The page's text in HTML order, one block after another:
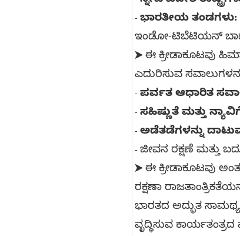
- ಭಾರತೀಯ ತಂಡಗಳು:
ಇಂಡೋ-ಟಿಬೆಟಿಯನ್
➤ ಈ ಕ್ರೀಡಾಕೂಟವು
ಎದುರಿಸುವ
- ಪರ್ವತ ಆಧಾರಿತ
- ಸಹಿಷ್ಣುತೆ ಮತ್ತು
- ಅಡೆತಡೆಗಳನ್ನು
- ಜೀವನ ರಕ್ಷಣೆ ಮತ್ತು
➤ ಈ ಕ್ರೀಡಾಕೂಟವು
ರಕ್ಷಣಾ
ಭಾರತದ ಅದ್ಭುತ
ವೃದ್ಧಿಸುವ